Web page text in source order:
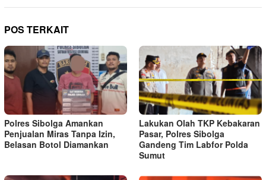
POS TERKAIT
Polres Sibolga Amankan
Penjualan Miras Tanpa Izin,
Belasan Botol Diamankan
Lakukan Olah TKP Kebakaran
Pasar, Polres Sibolga
Gandeng Tim Labfor Polda
Sumut